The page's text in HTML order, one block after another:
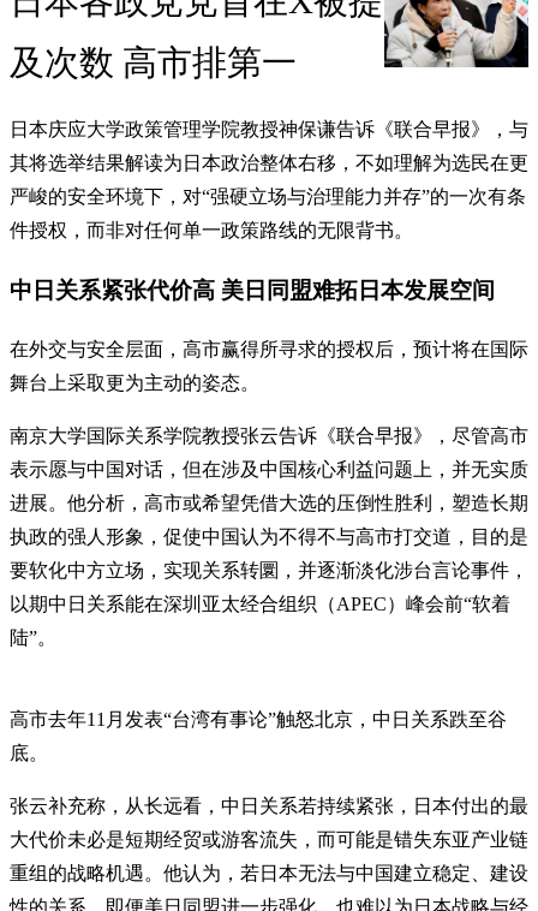
及次数 高市排第一
日本庆应大学政策管理学院教授神保谦告诉《联合早报》，与
其将选举结果解读为日本政治整体右移，不如理解为选民在更
严峻的安全环境下，对“强硬立场与治理能力并存”的一次有条
件授权，而非对任何单一政策路线的无限背书。
中日关系紧张代价高 美日同盟难拓日本发展空间
在外交与安全层面，高市赢得所寻求的授权后，预计将在国际
舞台上采取更为主动的姿态。
南京大学国际关系学院教授张云告诉《联合早报》，尽管高市
表示愿与中国对话，但在涉及中国核心利益问题上，并无实质
进展。他分析，高市或希望凭借大选的压倒性胜利，塑造长期
执政的强人形象，促使中国认为不得不与高市打交道，目的是
要软化中方立场，实现关系转圜，并逐渐淡化涉台言论事件，
以期中日关系能在深圳亚太经合组织（APEC）峰会前“软着
陆”。
高市去年11月发表“台湾有事论”触怒北京，中日关系跌至谷
底。
张云补充称，从长远看，中日关系若持续紧张，日本付出的最
大代价未必是短期经贸或游客流失，而可能是错失东亚产业链
重组的战略机遇。他认为，若日本无法与中国建立稳定、建设
性的关系，即便美日同盟进一步强化，也难以为日本战略与经